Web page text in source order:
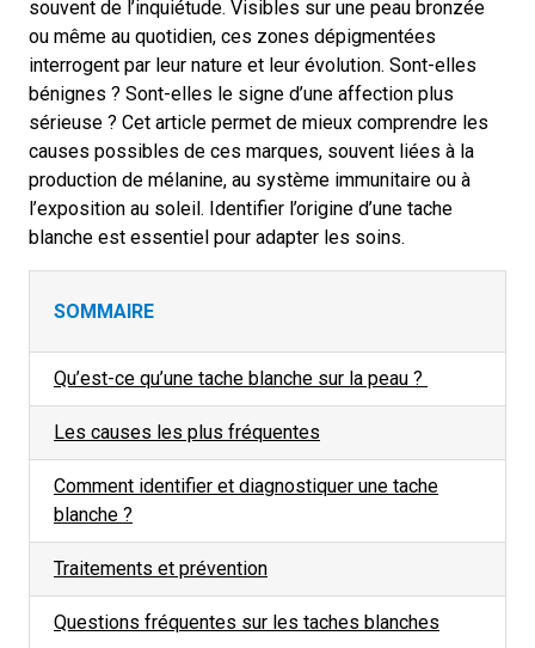
souvent de l’inquiétude. Visibles sur une peau bronzée
ou même au quotidien, ces zones dépigmentées
interrogent par leur nature et leur évolution. Sont-elles
bénignes ? Sont-elles le signe d’une affection plus
sérieuse ? Cet article permet de mieux comprendre les
causes possibles de ces marques, souvent liées à la
production de mélanine, au système immunitaire ou à
l’exposition au soleil. Identifier l’origine d’une tache
blanche est essentiel pour adapter les soins.
SOMMAIRE
Qu’est-ce qu’une tache blanche sur la peau ?
Les causes les plus fréquentes
Comment identifier et diagnostiquer une tache
blanche ?
Traitements et prévention
Questions fréquentes sur les taches blanches